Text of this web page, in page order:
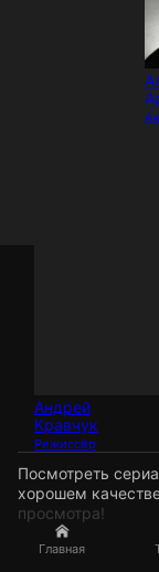
Главная
Андрей
Кравчук
Режиссёр
Посмотреть
хорошем
просмотра!